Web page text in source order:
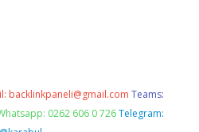
backlinkpaneli@gmail.com Teams:
0262 606 0 726 Telegram: